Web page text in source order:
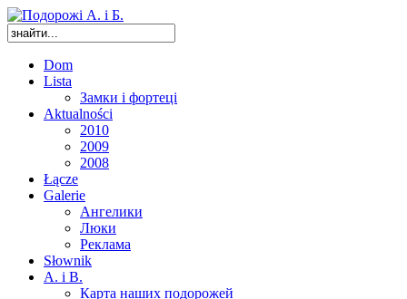
Dom
Lista
Замки і фортеці
Aktualności
2010
2009
2008
Łącze
Galerie
Ангелики
Люки
Реклама
Słownik
A. i B.
Карта наших подорожей